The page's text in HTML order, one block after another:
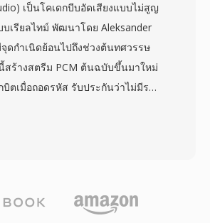
งเครือข่ายแจกจ่ายทั้งหมดรอบไฟล์
นตรีอย่าง Grateful Dead และ Phish
นโดยปริยาย ข้อดีประการหนึ่งคือ
ยของรูปแบบ — การเข้ารหัสและ
ได้เร็วแม้บนฮาร์ดแวร์ระดับ
ก จุดแข็งอีกประการคือเอาต์พุตที่
ว่า การรองรับการค้นหาตำแหน่ง
าแบบฝัง แต่ SHN ยังคงมีความสำคัญ
เป็นโคเดกบีบอัดเสียงแบบไม่สูญ
เรียลไทม์ พัฒนาโดย Aleksander
ดกำเนิดย้อนไปถึงช่วงต้นทศวรรษ
สร้างสตรีม PCM ต้นฉบับขึ้นมาใหม่
บิตเมื่อถอดรหัส รับประกันว่าไม่มีราย
หายระหว่างการจัดเก็บหรือถ่ายโอน
ดดเด่นของ TTA — โคเดกบรรลุการ